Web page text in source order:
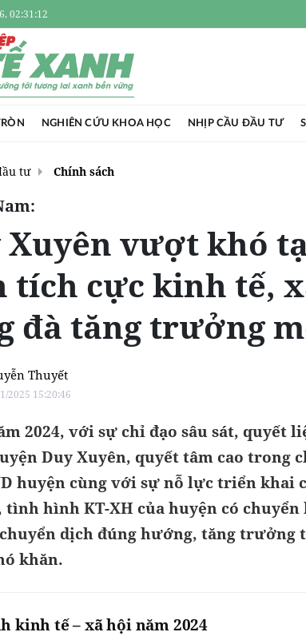
02:31:13
NGHIÊN CỨU KHOA HỌC NHỊP CẦU ĐẦU TƯ
tư Chính sách
Xuyên vượt khó
tích cực kinh tế,
đà tăng trưởng
Thuyết
2025 15:20:46
2024, với sự chỉ đạo sâu sát, quyết
Duy Xuyên, quyết tâm cao trong
huyện cùng với sự nỗ lực triển khai
hình KT-XH của huyện có
dịch đúng hướng, tăng trưởng
khăn.
kinh tế – xã hội năm 2024